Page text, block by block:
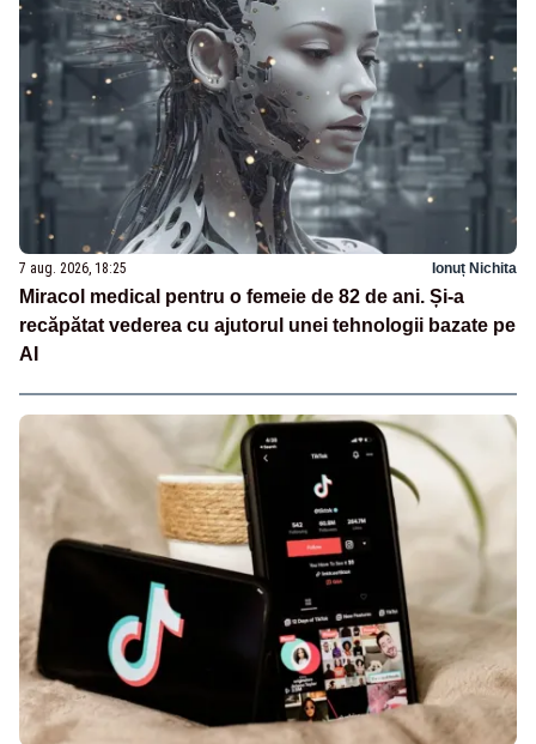
7 aug. 2026, 18:25 Ionuț Nichita
Miracol medical pentru o femeie de 82 de ani. Și-a
recăpătat vederea cu ajutorul unei tehnologii bazate pe
AI